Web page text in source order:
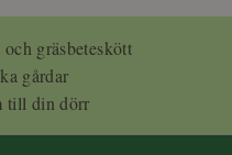
gräsbeteskött
gårdar
till din dörr